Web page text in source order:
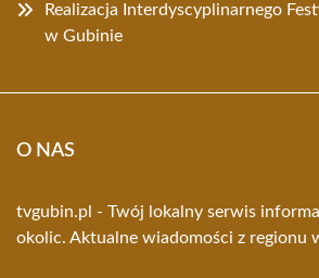
Realizacja Interdyscyplinarnego
w Gubinie
O NAS
tvgubin.pl - Twój lokalny serwis
okolic. Aktualne wiadomości z regionu